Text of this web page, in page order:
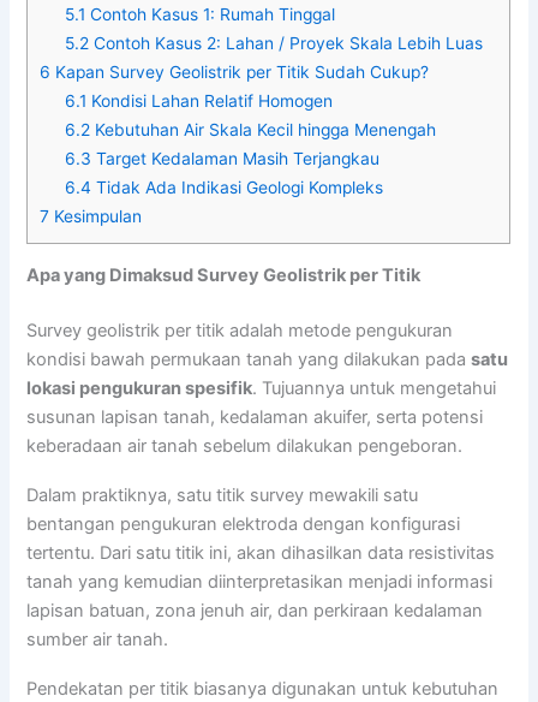
5.1 Contoh Kasus 1: Rumah Tinggal
5.2 Contoh Kasus 2: Lahan / Proyek Skala Lebih Luas
6 Kapan Survey Geolistrik per Titik Sudah Cukup?
6.1 Kondisi Lahan Relatif Homogen
6.2 Kebutuhan Air Skala Kecil hingga Menengah
6.3 Target Kedalaman Masih Terjangkau
6.4 Tidak Ada Indikasi Geologi Kompleks
7 Kesimpulan
Apa yang Dimaksud Survey Geolistrik per Titik
Survey geolistrik per titik adalah metode pengukuran
kondisi bawah permukaan tanah yang dilakukan padasatu
lokasi pengukuran spesifik. Tujuannya untuk mengetahui
susunan lapisan tanah, kedalaman akuifer, serta potensi
keberadaan air tanah sebelum dilakukan pengeboran.
Dalam praktiknya, satu titik survey mewakili satu
bentangan pengukuran elektroda dengan konfigurasi
tertentu. Dari satu titik ini, akan dihasilkan data resistivitas
tanah yang kemudian diinterpretasikan menjadi informasi
lapisan batuan, zona jenuh air, dan perkiraan kedalaman
sumber air tanah.
Pendekatan per titik biasanya digunakan untuk kebutuhan